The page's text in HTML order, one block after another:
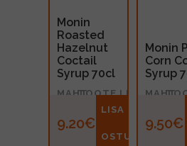
Monin
Roasted
Hazelnut
Coctail
Syrup 70cl
MAHTTOOTE LIIK
Siirup
9.20€
LISA
OSTUKORVI
Monin
Corn
Syrup
MAHT
9.50€